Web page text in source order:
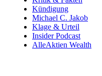
Kündigung
Michael C. Jakob
Klage & Urteil
Insider Podcast
AlleAktien Wealth